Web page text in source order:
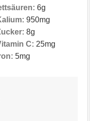
6g
950mg
8g
C: 25mg
5mg